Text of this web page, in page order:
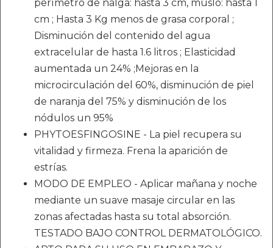
perímetro de nalga: hasta 3 cm, muslo: hasta 1
cm ; Hasta 3 Kg menos de grasa corporal ;
Disminución del contenido del agua
extracelular de hasta 1.6 litros ; Elasticidad
aumentada un 24% ;Mejoras en la
microcirculación del 60%, disminución de piel
de naranja del 75% y disminución de los
nódulos un 95%
PHYTOESFINGOSINE - La piel recupera su
vitalidad y firmeza. Frena la aparición de
estrías.
MODO DE EMPLEO - Aplicar mañana y noche
mediante un suave masaje circular en las
zonas afectadas hasta su total absorción.
TESTADO BAJO CONTROL DERMATOLÓGICO.